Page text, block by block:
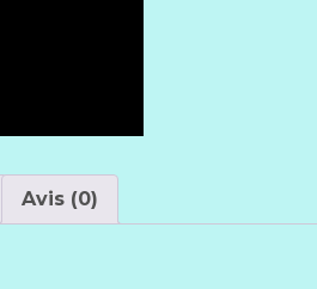
Avis (0)